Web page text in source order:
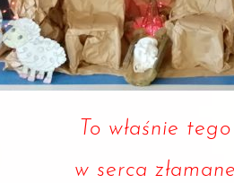
To właśnie
w serca